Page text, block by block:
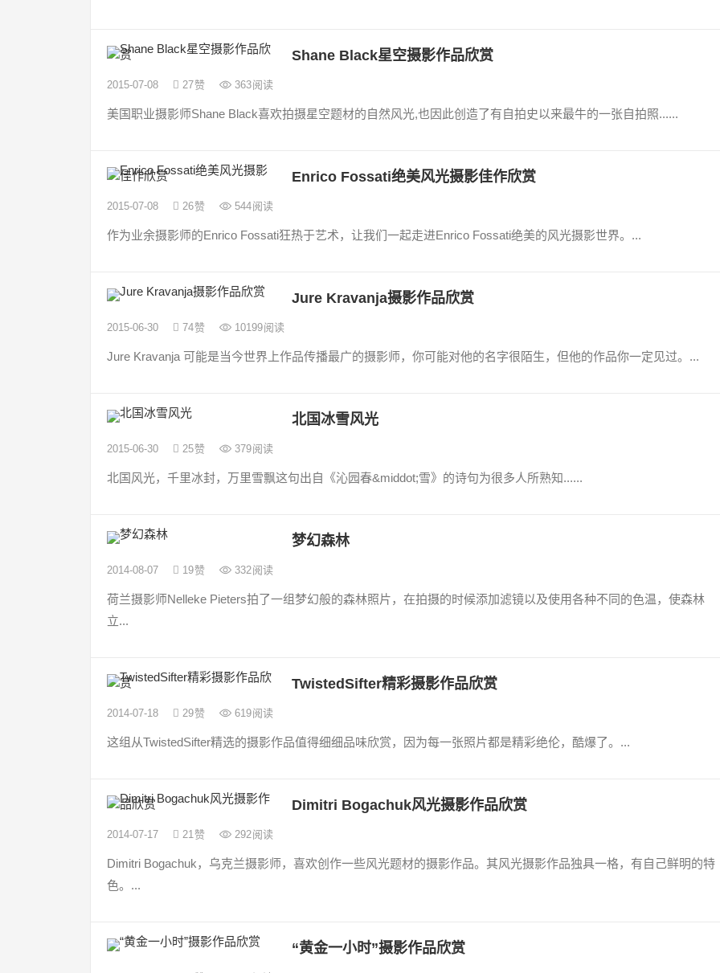
Shane Black星空摄影作品欣赏
2015-07-08 27赞 363阅读
美国职业摄影师Shane Black喜欢拍摄星空题材的自然风光,也因此创造了有自拍史以来最牛的一张自拍照......
Enrico Fossati绝美风光摄影佳作欣赏
2015-07-08 26赞 544阅读
作为业余摄影师的Enrico Fossati狂热于艺术，让我们一起走进Enrico Fossati绝美的风光摄影世界。...
Jure Kravanja摄影作品欣赏
2015-06-30 74赞 10199阅读
Jure Kravanja 可能是当今世界上作品传播最广的摄影师，你可能对他的名字很陌生，但他的作品你一定见过。...
北国冰雪风光
2015-06-30 25赞 379阅读
北国风光，千里冰封，万里雪飘这句出自《沁园春&middot;雪》的诗句为很多人所熟知......
梦幻森林
2014-08-07 19赞 332阅读
荷兰摄影师Nelleke Pieters拍了一组梦幻般的森林照片，在拍摄的时候添加滤镜以及使用各种不同的色温，使森林
立...
TwistedSifter精彩摄影作品欣赏
2014-07-18 29赞 619阅读
这组从TwistedSifter精选的摄影作品值得细细品味欣赏，因为每一张照片都是精彩绝伦，酷爆了。...
Dimitri Bogachuk风光摄影作品欣赏
2014-07-17 21赞 292阅读
Dimitri Bogachuk，乌克兰摄影师，喜欢创作一些风光题材的摄影作品。其风光摄影作品独具一格，有自己鲜明的特
色。...
“黄金一小时”摄影作品欣赏